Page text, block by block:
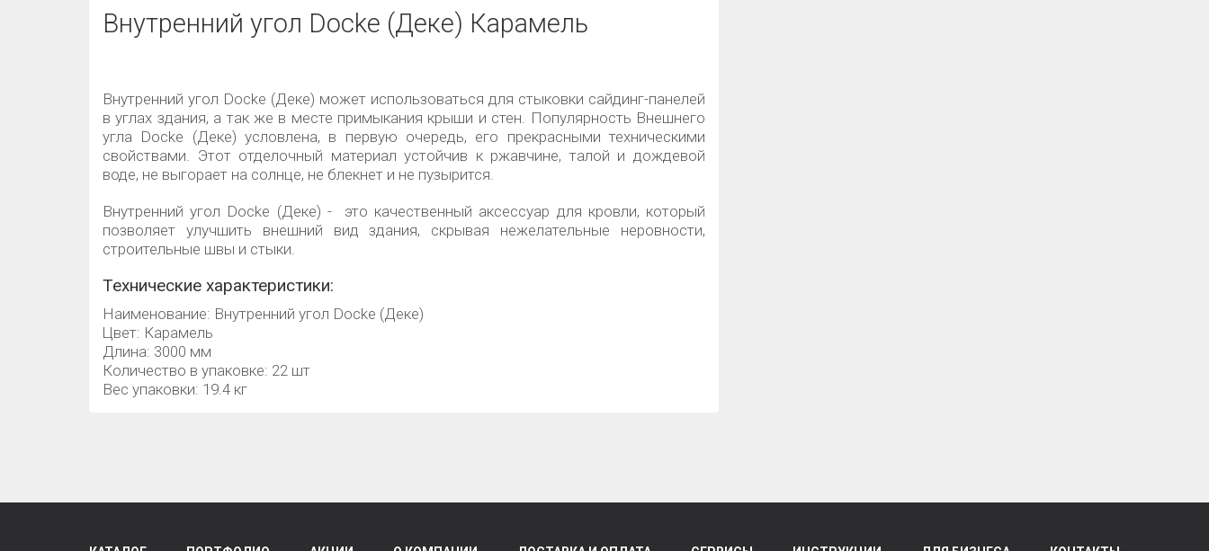
Внутренний угол Docke (Деке) Карамель
Внутренний угол Docke (Деке) может использоваться для стыковки сайдинг-панелей
в углах здания, а так же в месте примыкания крыши и стен. Популярность Внешнего
угла Docke (Деке) условлена, в первую очередь, его прекрасными техническими
свойствами. Этот отделочный материал устойчив к ржавчине, талой и дождевой
воде, не выгорает на солнце, не блекнет и не пузырится.
Внутренний угол Docke (Деке) - это качественный аксессуар для кровли, который
позволяет улучшить внешний вид здания, скрывая нежелательные неровности,
строительные швы и стыки.
Технические характеристики:
Наименование: Внутренний угол Docke (Деке)
Цвет: Карамель
Длина: 3000 мм
Количество в упаковке: 22 шт
Вес упаковки: 19.4 кг